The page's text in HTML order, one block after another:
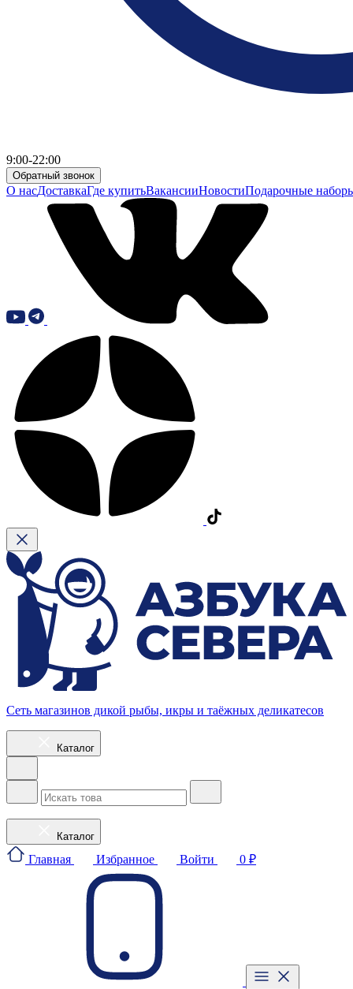
9:00-22:00
Обратный звонок
О насДоставкаГде купитьВакансииНовостиПодарочные
Сеть магазинов дикой рыбы, икры и таёжных деликатесов
Каталог
Каталог
Главная Избранное Войти 0 ₽